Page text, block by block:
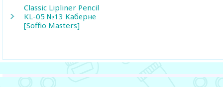
Classic Lipliner Pencil
KL-05 №13 Каберне
[Soffio Masters]